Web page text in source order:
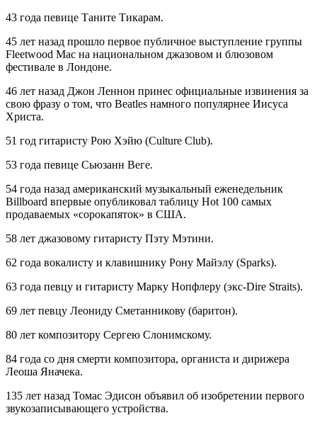
43 года певице Таните Тикаpам.
45 лет назад прошло первое публичное выступление группы
Fleetwood Mac на национальном джазовом и блюзовом
фестивале в Лондоне.
46 лет назад Джон Леннон принес официальные извинения за
свою фразу о том, что Beatles намного популярнее Иисуса
Христа.
51 год гитаристу Рою Хэйю (Culture Club).
53 года певице Сьюзанн Веге.
54 года назад американский музыкальный еженедельник
Billboard впервые опубликовал таблицу Hot 100 самых
продаваемых «сорокапяток» в США.
58 лет джазовому гитаристу Пэту Мэтини.
62 года вокалисту и клавишнику Рону Майэлу (Sparks).
63 года певцу и гитаристу Марку Нопфлеру (экс-Dire Straits).
69 лет певцу Леониду Сметанникову (баритон).
80 лет композитору Сергею Слонимскому.
84 года со дня смерти композитора, органиста и дирижера
Леоша Яначека.
135 лет назад Томас Эдисон объявил об изобретении первого
звукозаписывающего устройства.